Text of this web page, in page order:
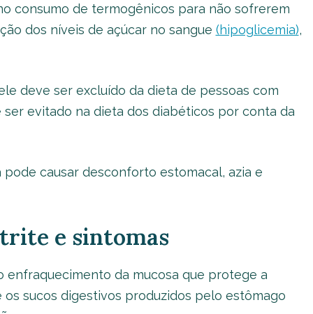
consumo de termogênicos para não sofrerem
dos níveis de açúcar no sangue (hipoglicemia),
deve ser excluído da dieta de pessoas com
evitado na dieta dos diabéticos por conta da
causar desconforto estomacal, azia e
e sintomas
enfraquecimento da mucosa que protege a
sucos digestivos produzidos pelo estômago